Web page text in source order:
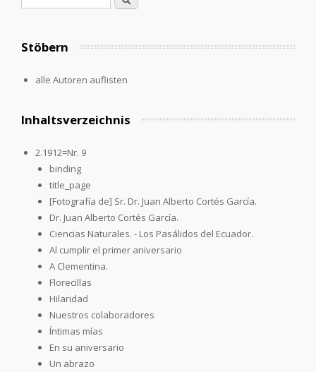
Stöbern
alle Autoren auflisten
Inhaltsverzeichnis
2.1912=Nr. 9
binding
title_page
[Fotografía de] Sr. Dr. Juan Alberto Cortés García.
Dr. Juan Alberto Cortés García.
Ciencias Naturales. - Los Pasálidos del Ecuador.
Al cumplir el primer aniversario
A Clementina.
Florecillas
Hilaridad
Nuestros colaboradores
Íntimas mías
En su aniversario
Un abrazo